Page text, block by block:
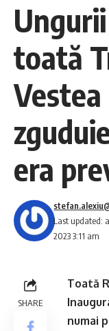
toată
era
Last updated:
2023 3:11 am
SHARE
Toată
numai